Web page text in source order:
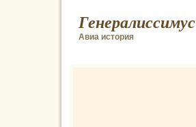
Генералиссимус
Авиа история